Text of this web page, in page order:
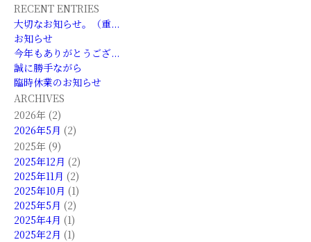
RECENT ENTRIES
大切なお知らせ。（重...
お知らせ
今年もありがとうござ...
誠に勝手ながら
臨時休業のお知らせ
ARCHIVES
2026年 (2)
2026年5月 (2)
2025年 (9)
2025年12月 (2)
2025年11月 (2)
2025年10月 (1)
2025年5月 (2)
2025年4月 (1)
2025年2月 (1)